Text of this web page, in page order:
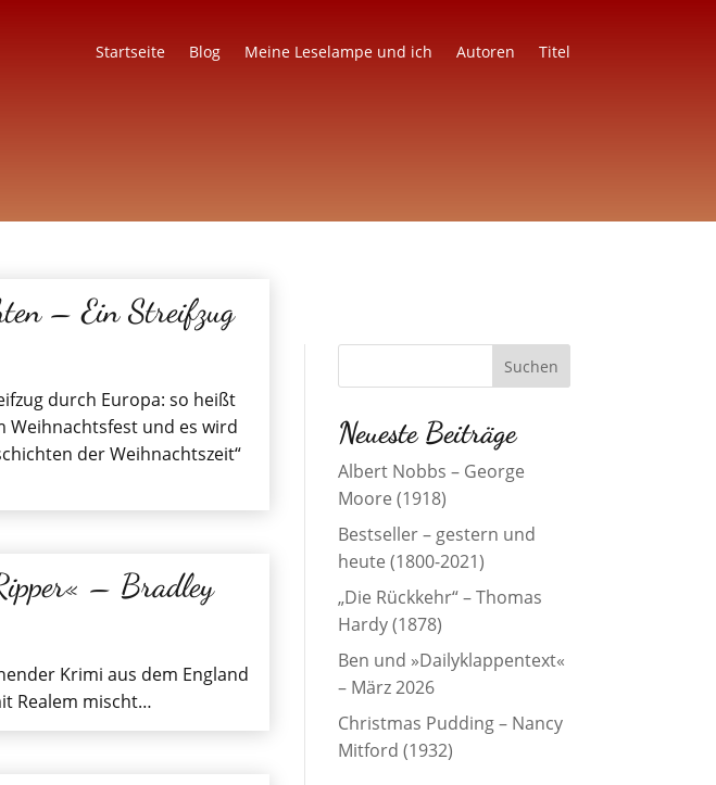
Startseite Blog Meine Leselampe und ich Autoren Titel
– Ein Streifzug
durch Europa: so heißt
Weihnachtsfest und es wird
der Weihnachtszeit“
– Bradley
Krimi aus dem England
Realem mischt…
Neueste Beiträge
Albert Nobbs – George
Moore (1918)
Bestseller – gestern und
heute (1800-2021)
„Die Rückkehr“ – Thomas
Hardy (1878)
Ben und »Dailyklappentext«
– März 2026
Christmas Pudding – Nancy
Mitford (1932)